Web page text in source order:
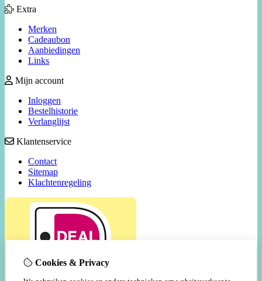
Extra
Merken
Cadeaubon
Aanbiedingen
Links
Mijn account
Inloggen
Bestelhistorie
Verlanglijst
Klantenservice
Contact
Sitemap
Klachtenregeling
Cookies & Privacy